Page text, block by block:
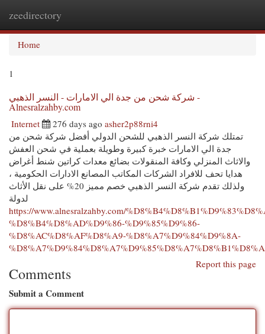
zeedirectory
Home
1
شركة شحن من جدة الي الامارات - النسر الذهبي -
Alnesralzahby.com
Internet 276 days ago asher2p88rni4
تمتلك شركة النسر الذهبي للشحن الدولي أفضل شركة شحن من
جدة الي الامارات خبرة كبيرة وطويلة بعملية في شحن العفش
والاثاث المنزلي وكافة المنقولات بضائع معدات كراتين شنط أغراض
هدايا تحف للافراد الشركات المكاتب المصانع الادارات الحكومية ،
ولذلك تقدم شركة النسر الذهبي خصم مميز 20% على نقل الأثاث
لدولة
https://www.alnesralzahby.com/
%D8%B4%D8%AD%D9%86-%D9%85%D9%86-
%D8%AC%D8%AF%D8%A9-%D8%A7%D9%84%D9%8A-
Report this page
Comments
Submit a Comment